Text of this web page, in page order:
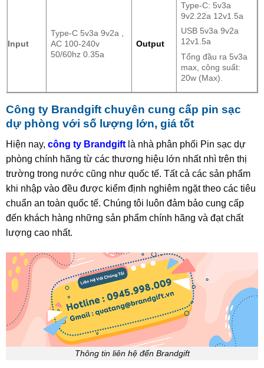
Input
Type-C 5v3a 9v2a ,
AC 100-240v
50/60hz 0.35a
Output
Type-C: 5v3a
9v2.22a 12v1.5a
USB 5v3a 9v2a
12v1.5a
Tổng đầu ra 5v3a
max, công suất:
20w (Max).
Công ty Brandgift chuyên cung cấp pin sạc
dự phòng với số lượng lớn, giá tốt
Hiện nay, công ty Brandgiftlà nhà phân phối Pin sạc dự
phòng chính hãng từ các thương hiệu lớn nhất nhì trên thị
trường trong nước cũng như quốc tế. Tất cả các sản phẩm
khi nhập vào đều được kiểm định nghiêm ngặt theo các tiêu
chuẩn an toàn quốc tế. Chúng tôi luôn đảm bảo cung cấp
đến khách hàng những sản phẩm chính hãng và đạt chất
lượng cao nhất.
Thông tin liên hệ đến Brandgift